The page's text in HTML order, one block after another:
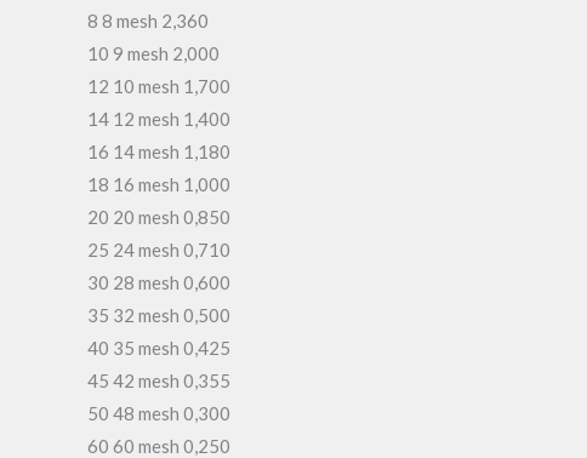
8 8 mesh 2,360
10 9 mesh 2,000
12 10 mesh 1,700
14 12 mesh 1,400
16 14 mesh 1,180
18 16 mesh 1,000
20 20 mesh 0,850
25 24 mesh 0,710
30 28 mesh 0,600
35 32 mesh 0,500
40 35 mesh 0,425
45 42 mesh 0,355
50 48 mesh 0,300
60 60 mesh 0,250